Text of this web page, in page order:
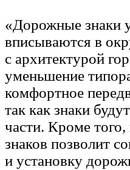
«Дорожные знаки
вписываются в
с архитектурой
уменьшение
комфортное
так как знаки
части. Кроме
знаков позволит
и установку